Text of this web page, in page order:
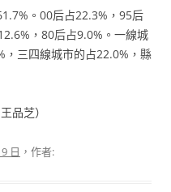
。00后占22.3%，95后
，80后占9.0%。一線城
三四線城市的占22.0%，縣
品芝）
日 ，作者: